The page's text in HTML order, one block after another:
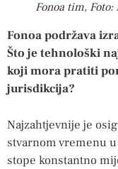
Fonoa tim, Foto:
Fonoa podržava
Što je tehnološki
koji mora pratiti
jurisdikcija?
Najzahtjevnije je
stvarnom vremenu
stope konstantno